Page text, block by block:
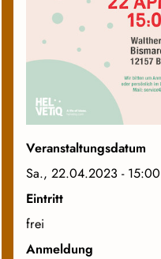
Veranstaltungsdatum
Sa., 22.04.2023 - 15:00
Eintritt
frei
Anmeldung